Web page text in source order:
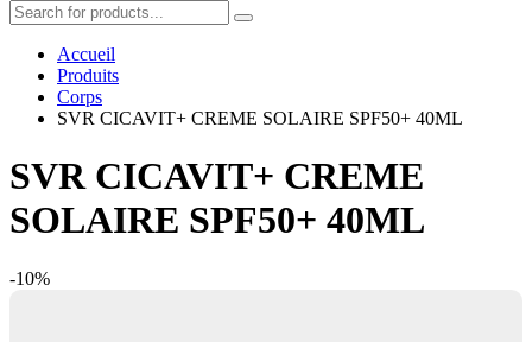
Accueil
Produits
Corps
SVR CICAVIT+ CREME SOLAIRE SPF50+ 40ML
SVR CICAVIT+ CREME
SOLAIRE SPF50+ 40ML
-10%